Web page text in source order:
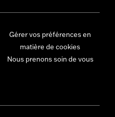
Gérer vos préférences en
matière de cookies
Nous prenons soin de vous